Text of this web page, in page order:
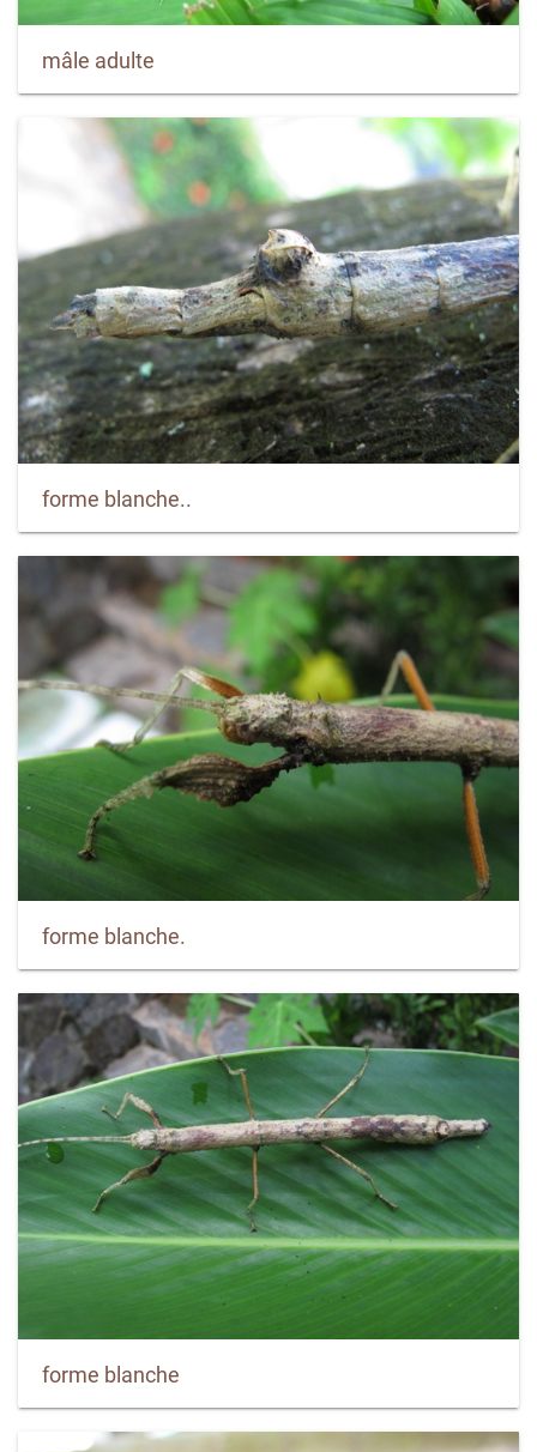
mâle adulte
forme blanche..
forme blanche.
forme blanche